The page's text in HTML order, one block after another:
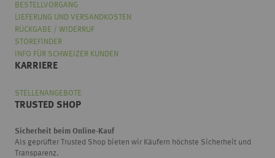
BESTELLVORGANG
LIEFERUNG UND VERSANDKOSTEN
RÜCKGABE / WIDERRUF
STOREFINDER
INFO FÜR SCHWEIZER KUNDEN
KARRIERE
STELLENANGEBOTE
TRUSTED SHOP
Sicherheit beim Online-Kauf
Als geprüfter Trusted Shop bieten wir Käufern höchste Sicherheit und
Transparenz.